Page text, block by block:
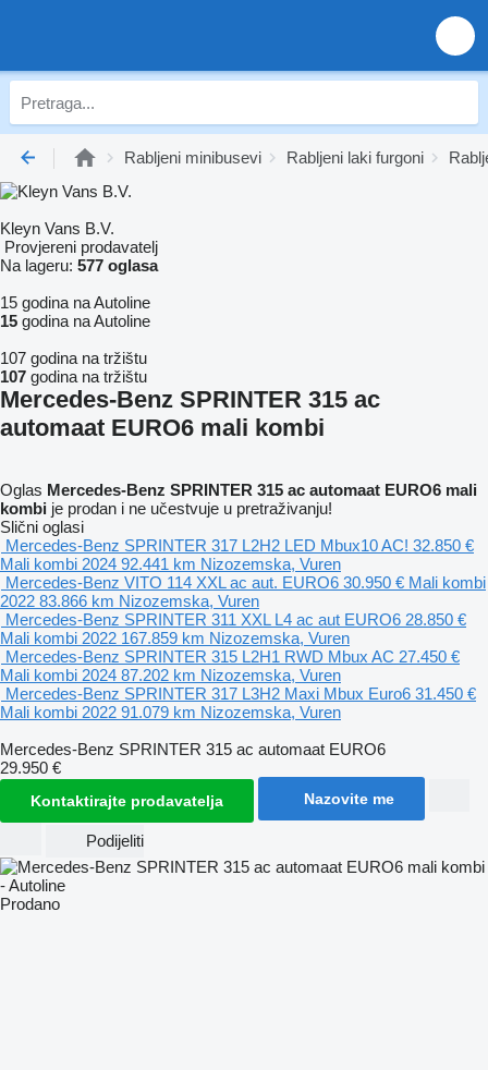
Rabljeni minibusevi Rabljeni laki furgoni
Kleyn Vans B.V.
Provjereni prodavatelj
Na lageru: 577 oglasa
15 godina na Autoline
15 godina na Autoline
107 godina na tržištu
107 godina na tržištu
Mercedes-Benz SPRINTER 315 ac
automaat EURO6 mali kombi
Oglas Mercedes-Benz SPRINTER 315 ac automaat EURO6 mali
kombi je prodan i ne učestvuje u pretraživanju!
Slični oglasi
Mercedes-Benz SPRINTER 317 L2H2 LED Mbux10 AC! 32.850 €
Mali kombi 2024 92.441 km Nizozemska, Vuren
Mercedes-Benz VITO 114 XXL ac aut. EURO6 30.950 € Mali kombi
2022 83.866 km Nizozemska, Vuren
Mercedes-Benz SPRINTER 311 XXL L4 ac aut EURO6 28.850 €
Mali kombi 2022 167.859 km Nizozemska, Vuren
Mercedes-Benz SPRINTER 315 L2H1 RWD Mbux AC 27.450 €
Mali kombi 2024 87.202 km Nizozemska, Vuren
Mercedes-Benz SPRINTER 317 L3H2 Maxi Mbux Euro6 31.450 €
Mali kombi 2022 91.079 km Nizozemska, Vuren
Mercedes-Benz SPRINTER 315 ac automaat EURO6
29.950 €
Kontaktirajte prodavatelja Nazovite me
Podijeliti
Prodano